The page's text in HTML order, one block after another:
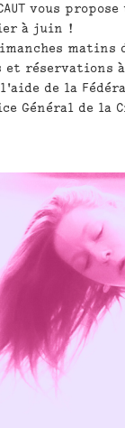
vous
à juin !
matins
et réservations
l'aide de la
Général de la